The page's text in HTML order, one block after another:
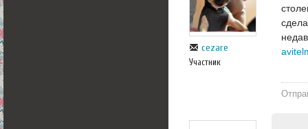
cezare
Участник